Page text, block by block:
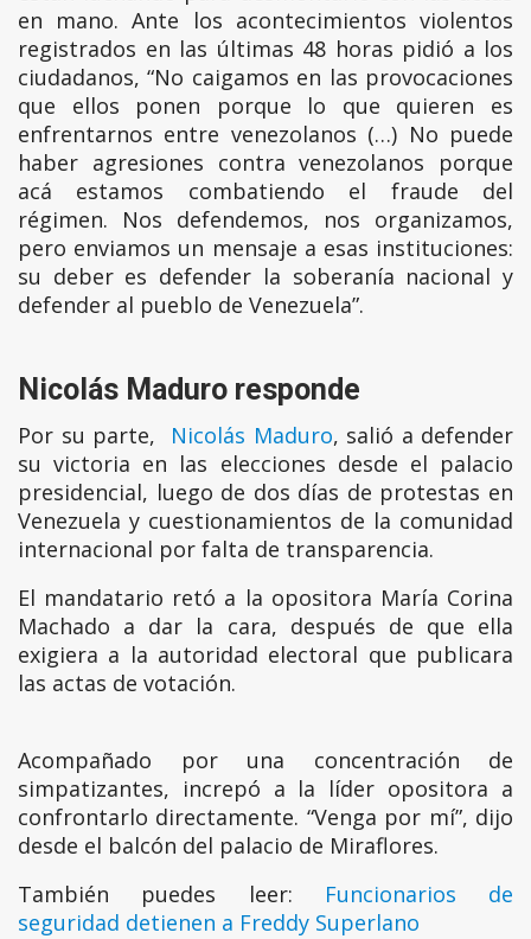
en mano. Ante los acontecimientos violentos
registrados en las últimas 48 horas pidió a los
ciudadanos, “No caigamos en las provocaciones
que ellos ponen porque lo que quieren es
enfrentarnos entre venezolanos (…) No puede
haber agresiones contra venezolanos porque
acá estamos combatiendo el fraude del
régimen. Nos defendemos, nos organizamos,
pero enviamos un mensaje a esas instituciones:
su deber es defender la soberanía nacional y
defender al pueblo de Venezuela”.
Nicolás Maduro responde
Por su parte, Nicolás Maduro, salió a defender
su victoria en las elecciones desde el palacio
presidencial, luego de dos días de protestas en
Venezuela y cuestionamientos de la comunidad
internacional por falta de transparencia.
El mandatario retó a la opositora María Corina
Machado a dar la cara, después de que ella
exigiera a la autoridad electoral que publicara
las actas de votación.
Acompañado por una concentración de
simpatizantes, increpó a la líder opositora a
confrontarlo directamente. “Venga por mí”, dijo
desde el balcón del palacio de Miraflores.
También puedes leer: Funcionarios de
seguridad detienen a Freddy Superlano